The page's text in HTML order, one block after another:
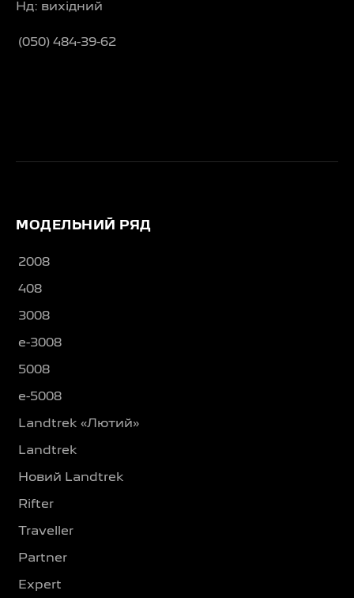
Нд: вихідний
(050) 484-39-62
МОДЕЛЬНИЙ РЯД
2008
408
3008
e-3008
5008
e-5008
Landtrek «Лютий»
Landtrek
Новий Landtrek
Rifter
Traveller
Partner
Expert